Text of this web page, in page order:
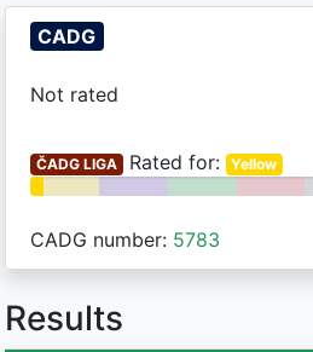
CADG
Not rated
ČADG LIGA Rated for: Yellow
CADG number: 5783
Results